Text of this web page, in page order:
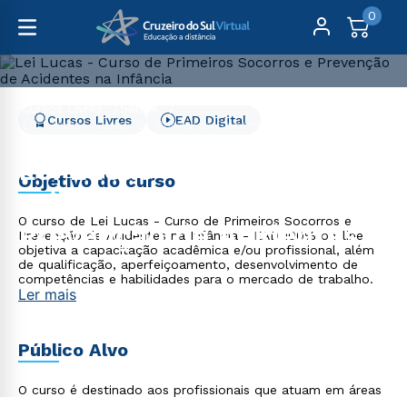
0
Lei Lucas - Curso de Primeiros Socorros e Prevenção de
Lei Lucas - Curso de
Primeiros Socorros e
Prevenção de Acidentes
na Infância
Cursos Livres EAD Digital
Objetivo do curso
O curso de Lei Lucas - Curso de Primeiros Socorros e
Prevenção de Acidentes na Infância - EAD 100% on-line
objetiva a capacitação acadêmica e/ou profissional, além
de qualificação, aperfeiçoamento, desenvolvimento de
competências e habilidades para o mercado de trabalho.
Ler mais
Público Alvo
O curso é destinado aos profissionais que atuam em áreas